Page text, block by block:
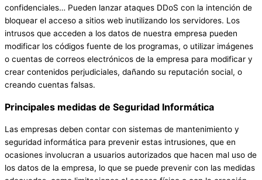
confidenciales… Pueden lanzar ataques DDoS con la intención de
bloquear el acceso a sitios web inutilizando los servidores. Los
intrusos que acceden a los datos de nuestra empresa pueden
modificar los códigos fuente de los programas, o utilizar imágenes
o cuentas de correos electrónicos de la empresa para modificar y
crear contenidos perjudiciales, dañando su reputación social, o
creando cuentas falsas.
Principales medidas de Seguridad Informática
Las empresas deben contar con sistemas de mantenimiento y
seguridad informática para prevenir estas intrusiones, que en
ocasiones involucran a usuarios autorizados que hacen mal uso de
los datos de la empresa, lo que se puede prevenir con las medidas